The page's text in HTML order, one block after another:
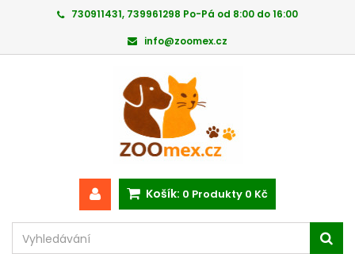
730911431, 739961298 Po-Pá od 8:00 do 16:00
info@zoomex.cz
Košík: 0 Produkty 0 Kč